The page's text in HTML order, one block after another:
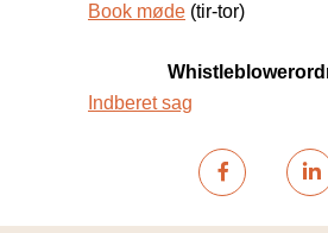
Book møde (tir-tor)
Indberet sag